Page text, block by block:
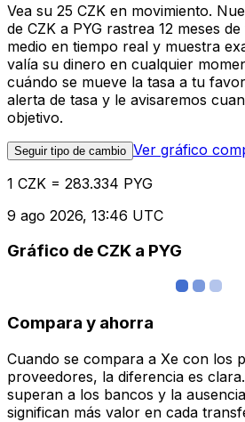
Vea su 25 CZK en movimiento.
de CZK a PYG rastrea 12 meses
medio en tiempo real y muestra
valía su dinero en cualquier
cuándo se mueve la tasa a tu
alerta de tasa y le avisaremos
objetivo.
Seguir tipo de cambio Ver gráfico
1 CZK = 283.334 PYG
9 ago 2026, 13:46 UTC
Gráfico de CZK a PYG
Compara y ahorra
Cuando se compara a Xe con los
proveedores, la diferencia es
superan a los bancos y la
significan más valor en cada